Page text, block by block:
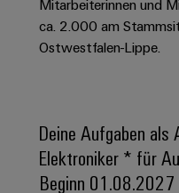
und
-
Sicherheit
für
moderne
Energienetze
Schaltschrank-
und
Feldebene
Smart
Cabinet
Building
&
Verteilerboxen
Connectivity
Consulting
Weidmüller
Configurator
Messen
Newsletter
Webshop
Weidmüller
Welt
|
Kundenmagazin
Stellen
für
Für
Schülerinnen
und
Mitarbeiterinnen und
ca. 2.000 am
Ostwestfalen-Lippe.
Deine Aufgaben als
Elektroniker * für
Beginn 01.08.2027